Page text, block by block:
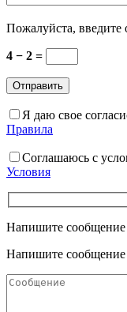
Пожалуйста, введите
4 − 2 =
Я даю свое
Правила
Соглашаюсь с
Условия
Напишите сообщение
Напишите сообщение